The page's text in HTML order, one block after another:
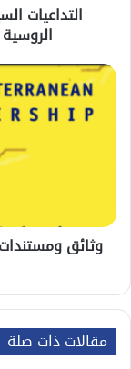
التداعيات
وثائق
مقالات ذات صلة